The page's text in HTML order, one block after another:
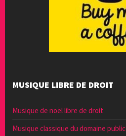
MUSIQUE LIBRE DE DROIT
Musique de noël libre de droit
Musique classique du domaine public